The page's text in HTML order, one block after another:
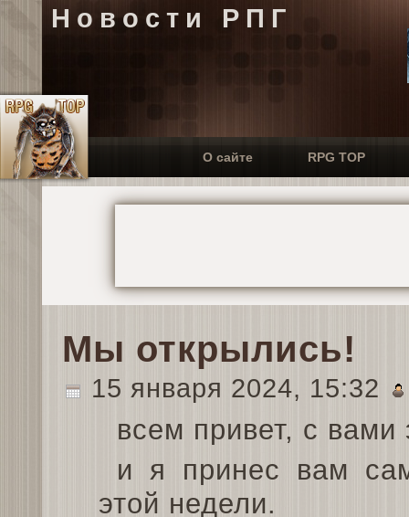
Новости РПГ
О сайте RPG TOP
Мы открылись!
15 января 2024, 15:32
всем привет, с вами
и я принес вам
этой недели.